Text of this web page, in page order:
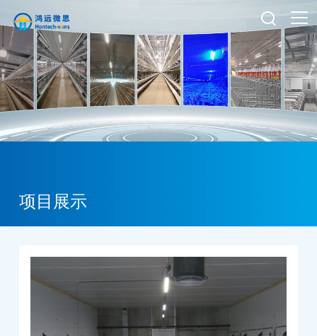

项目展示